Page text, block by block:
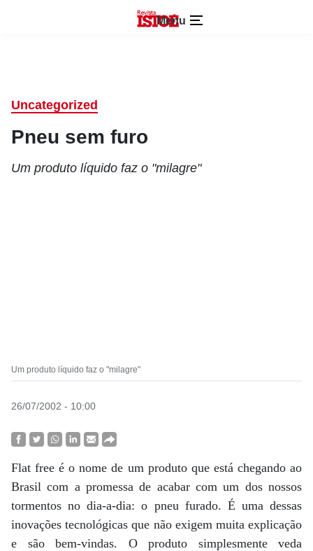
Menu
Uncategorized
Pneu sem furo
Um produto líquido faz o "milagre"
Um produto líquido faz o "milagre"
26/07/2002 - 10:00
Flat free é o nome de um produto que está chegando ao
Brasil com a promessa de acabar com um dos nossos
tormentos no dia-a-dia: o pneu furado. É uma dessas
inovações tecnológicas que não exigem muita explicação
e são bem-vindas. O produto simplesmente veda